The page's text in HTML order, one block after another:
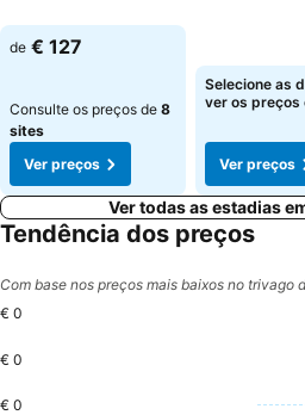
de € 127
Consulte os preços de 8
sites
Ver preços
Selecione as
ver os preços
Ver preços
Ver todas as estadias
Tendência dos preços
Com base nos preços mais baixos no trivago
€ 0
€ 0
€ 0